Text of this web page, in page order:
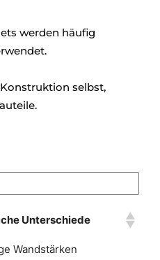
werden häufig
selbst,
Unterschiede
Wandstärken